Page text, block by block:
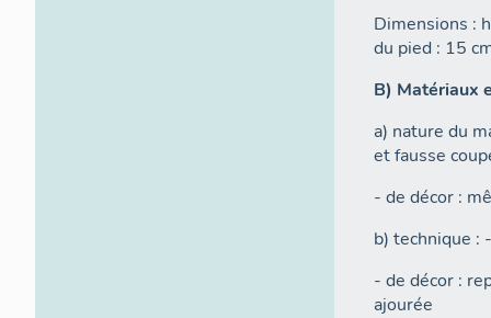
Dimensions :
du pied : 15
B) Matériaux
a) nature du
et fausse
- de décor :
b) technique :
- de décor :
ajourée